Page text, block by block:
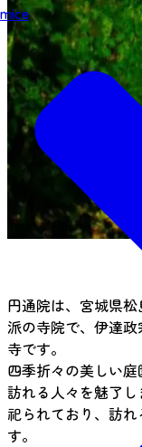
mice
円通院は、宮城県松
派の寺院で、伊達政
寺です。
四季折々の美しい庭
訪れる人々を魅了し
祀られており、訪
す。